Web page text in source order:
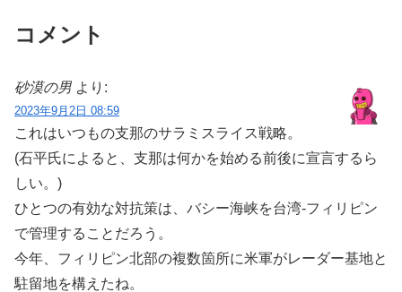
コメント
砂漠の男 より:
2023年9月2日 08:59
これはいつもの支那のサラミスライス戦略。
(石平氏によると、支那は何かを始める前後に宣言するら
しい。)
ひとつの有効な対抗策は、バシー海峡を台湾-フィリピン
で管理することだろう。
今年、フィリピン北部の複数箇所に米軍がレーダー基地と
駐留地を構えたね。